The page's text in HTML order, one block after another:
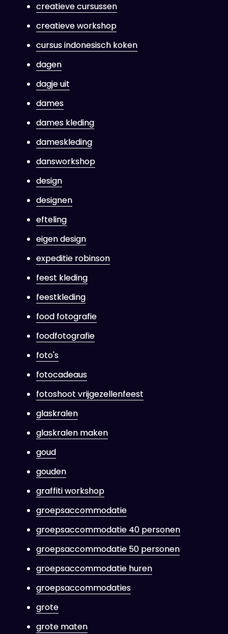
creatieve cursussen
creatieve workshop
cursus indonesisch koken
dagen
dagje uit
dames
dames kleding
dameskleding
dansworkshop
design
designen
efteling
eigen design
expeditie robinson
feest kleding
feestkleding
food fotografie
foodfotografie
foto's
fotocadeaus
fotoshoot vrijgezellenfeest
glaskralen
glaskralen maken
goud
gouden
graffiti workshop
groepsaccommodatie
groepsaccommodatie 40 personen
groepsaccommodatie 50 personen
groepsaccommodatie huren
groepsaccommodaties
grote
grote maten